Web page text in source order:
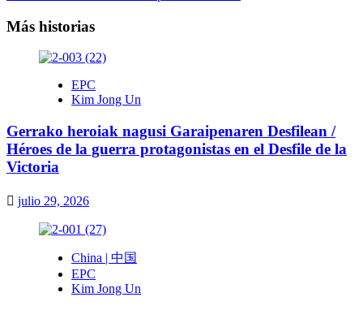
Más historias
EPC
Kim Jong Un
Gerrako heroiak nagusi Garaipenaren Desfilean /
Héroes de la guerra protagonistas en el Desfile de la
Victoria
julio 29, 2026
China | 中国
EPC
Kim Jong Un